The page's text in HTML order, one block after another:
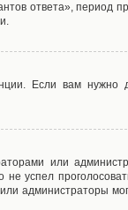
ответа», период
Если вам
или
успел
администраторы